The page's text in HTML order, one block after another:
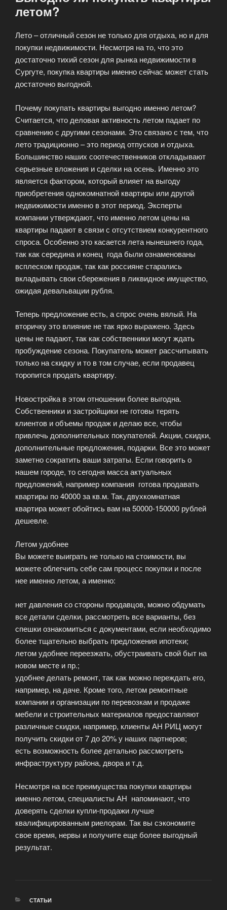
летом?
Лето – отличный сезон не только для отдыха, но и для
покупки недвижимости. Несмотря на то, что это
достаточно тихий сезон для рынка недвижимости в
Сургуте, покупка квартиры именно сейчас может стать
достаточно выгодной.
Почему покупать квартиры выгодно именно летом?
Считается, что деловая активность летом падает по
сравнению с другими сезонами. Это связано с тем, что
лето традиционно – это период отпусков и отдыха.
Большинство наших соотечественников откладывают
серьезные вложения и сделки на осень. Именно это
является фактором, который влияет на выгоду
приобретения однокомнатной квартиры или другой
недвижимости именно в этот период. Эксперты
компании утверждают, что именно летом цены на
квартиры падают в связи с отсутствием конкурентного
спроса. Особенно это касается лета нынешнего года,
так как середина и конец года были ознаменованы
всплеском продаж, так как россияне старались
вкладывать свои сбережения в ликвидное имущество,
ожидая девальвации рубля.
Теперь предложение есть, а спрос очень вялый. На
вторичку это влияние не так ярко выражено. Здесь
цены не падают, так как собственники могут ждать
пробуждение сезона. Покупатель может рассчитывать
только на скидку и то в том случае, если продавец
торопится продать квартиру.
Новостройка в этом отношении более выгодна.
Собственники и застройщики не готовы терять
клиентов и объемы продаж и делаю все, чтобы
привлечь дополнительных покупателей. Акции, скидки,
дополнительные предложения, подарки. Все это может
заметно сократить ваши затраты. Если говорить о
нашем городе, то сегодня масса актуальных
предложений, например компания готова продавать
квартиры по 40000 за кв.м. Так, двухкомнатная
квартира может обойтись вам на 50000-150000 рублей
дешевле.
Летом удобнее
Вы можете выиграть не только на стоимости, вы
можете облегчить себе сам процесс покупки и после
нее именно летом, а именно:
нет давления со стороны продавцов, можно обдумать
все детали сделки, рассмотреть все варианты, без
спешки ознакомиться с документами, если необходимо
более тщательно выбрать предложения ипотеки;
летом удобнее переезжать, обустраивать свой быт на
новом месте и пр.;
удобнее делать ремонт, так как можно переждать его,
например, на даче. Кроме того, летом ремонтные
компании и организации по перевозкам и продаже
мебели и строительных материалов предоставляют
различные скидки, например, клиенты АН РИЦ могут
получить скидки от 7 до 20% у наших партнеров;
есть возможность более детально рассмотреть
инфраструктуру района, двора и т.д.
Несмотря на все преимущества покупки квартиры
именно летом, специалисты АН напоминают, что
доверять сделки купли-продажи лучше
квалифицированным риелорам. Так вы сэкономите
свое время, нервы и получите еще более выгодный
результат.
РУБРИКИ
СТАТЬИ